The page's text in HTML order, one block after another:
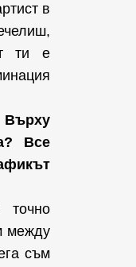
в
ти е
Все
между
съм